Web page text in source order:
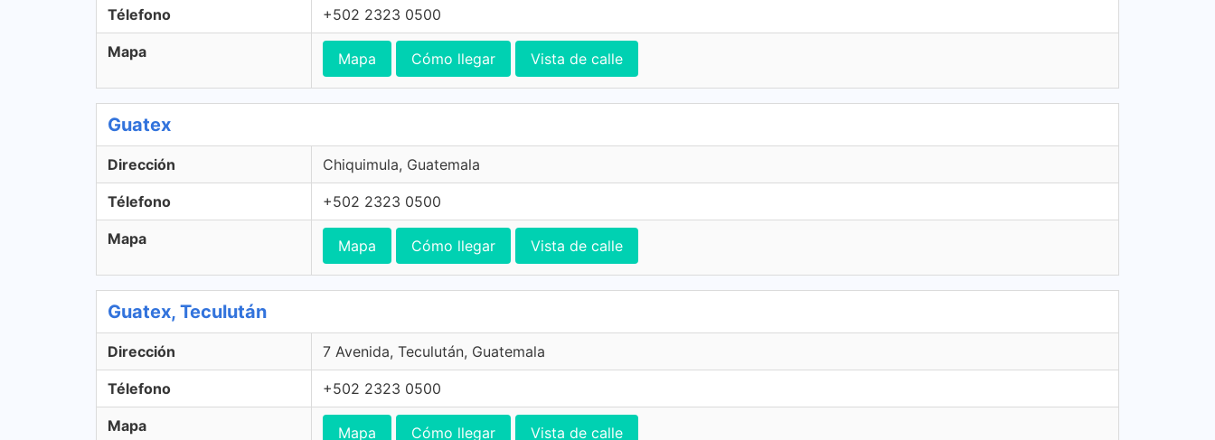
Télefono +502 2323 0500
Mapa Mapa Cómo llegar Vista de calle
Guatex
Dirección Chiquimula, Guatemala
Télefono +502 2323 0500
Mapa Mapa Cómo llegar Vista de calle
Guatex, Teculután
Dirección 7 Avenida, Teculután, Guatemala
Télefono +502 2323 0500
Mapa Mapa Cómo llegar Vista de calle